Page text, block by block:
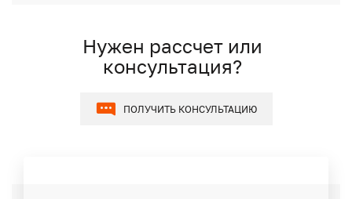
Нужен рассчет или
консультация?
ПОЛУЧИТЬ КОНСУЛЬТАЦИЮ